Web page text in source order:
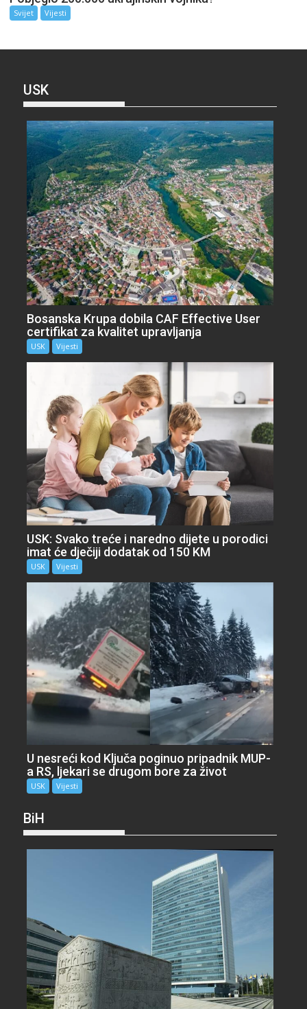
Svijet Vijesti
USK
Bosanska Krupa dobila CAF Effective User
certifikat za kvalitet upravljanja
USK Vijesti
USK: Svako treće i naredno dijete u porodici
imat će dječiji dodatak od 150 KM
USK Vijesti
U nesreći kod Ključa poginuo pripadnik MUP-
a RS, ljekari se drugom bore za život
USK Vijesti
BiH